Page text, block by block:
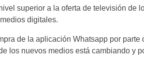
superior a la oferta de televisión de
digitales.
de la aplicación Whatsapp por
los nuevos medios está cambiando y